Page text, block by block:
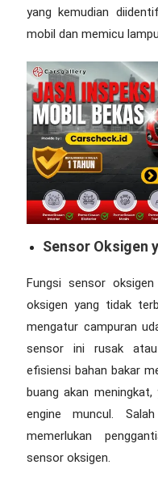
yang kemudian
mobil dan memicu
Sensor Oksigen
Fungsi sensor
oksigen yang tidak
mengatur campuran
sensor ini rusak
efisiensi bahan bakar
buang akan
engine muncul.
memerlukan
sensor oksigen.